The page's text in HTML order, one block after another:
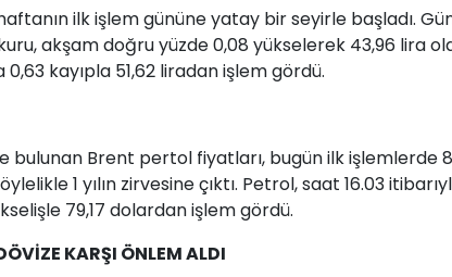
ilk işlem gününe yatay bir seyirle başladı.
akşam doğru yüzde 0,08 yükselerek 43,96 lira
kayıpla 51,62 liradan işlem gördü.
bulunan Brent pertol fiyatları, bugün ilk işlemlerde
1 yılın zirvesine çıktı. Petrol, saat 16.03
79,17 dolardan işlem gördü.
KARŞI ÖNLEM ALDI